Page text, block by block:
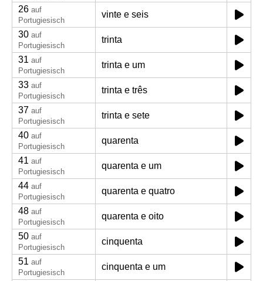
26 auf
Portugiesisch
vinte e seis
30 auf
Portugiesisch
trinta
31 auf
Portugiesisch
trinta e um
33 auf
Portugiesisch
trinta e três
37 auf
Portugiesisch
trinta e sete
40 auf
Portugiesisch
quarenta
41 auf
Portugiesisch
quarenta e um
44 auf
Portugiesisch
quarenta e quatro
48 auf
Portugiesisch
quarenta e oito
50 auf
Portugiesisch
cinquenta
51 auf
Portugiesisch
cinquenta e um